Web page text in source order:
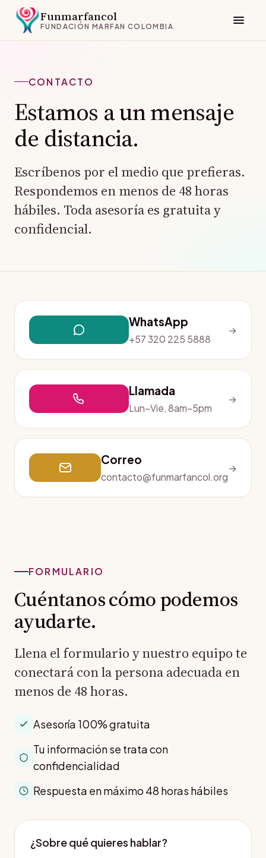
Funmarfancol
FUNDACIÓN MARFAN COLOMBIA
CONTACTO
Estamos a un mensaje
de distancia.
Escríbenos por el medio que prefieras.
Respondemos en menos de 48 horas
hábiles. Toda asesoría es gratuita y
confidencial.
WhatsApp
+57 320 225 5888
→
Llamada
Lun–Vie, 8am–5pm
→
Correo
contacto@funmarfancol.org
→
FORMULARIO
Cuéntanos cómo podemos
ayudarte.
Llena el formulario y nuestro equipo te
conectará con la persona adecuada en
menos de 48 horas.
Asesoría 100% gratuita
Tu información se trata con
confidencialidad
Respuesta en máximo 48 horas hábiles
¿Sobre qué quieres hablar?